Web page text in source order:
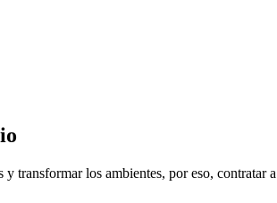
transformar los ambientes, por eso,